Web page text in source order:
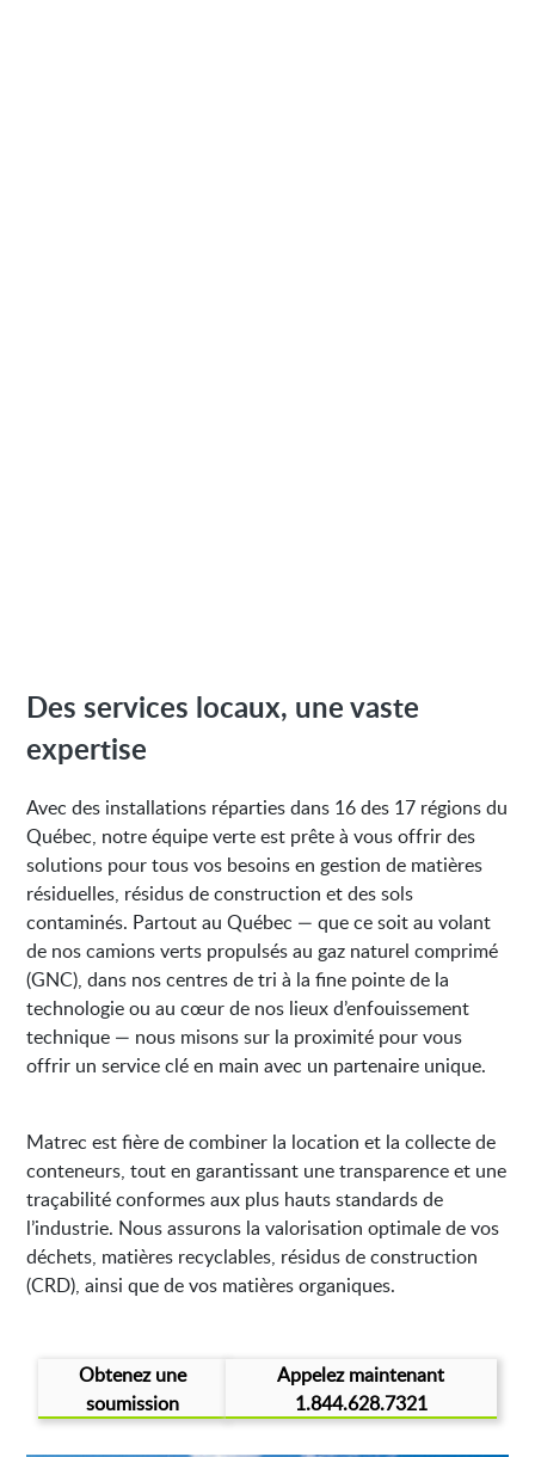
Des services locaux, une vaste
expertise
Avec des installations réparties dans 16 des 17 régions du
Québec, notre équipe verte est prête à vous offrir des
solutions pour tous vos besoins en gestion de matières
résiduelles, résidus de construction et des sols
contaminés. Partout au Québec — que ce soit au volant
de nos camions verts propulsés au gaz naturel comprimé
(GNC), dans nos centres de tri à la fine pointe de la
technologie ou au cœur de nos lieux d’enfouissement
technique — nous misons sur la proximité pour vous
offrir un service clé en main avec un partenaire unique.
Matrec est fière de combiner la location et la collecte de
conteneurs, tout en garantissant une transparence et une
traçabilité conformes aux plus hauts standards de
l’industrie. Nous assurons la valorisation optimale de vos
déchets, matières recyclables, résidus de construction
(CRD), ainsi que de vos matières organiques.
Obtenez une
soumission
Appelez maintenant
1.844.628.7321